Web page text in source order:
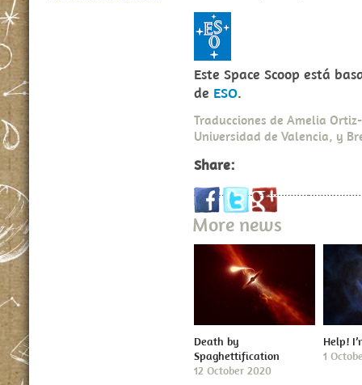
Este Space Scoop está
de ESO.
Traducciones de Amelia
Universidad de Valencia, y
Share:
More news
Death by
Spaghettification
12 October 2020
Help!
1